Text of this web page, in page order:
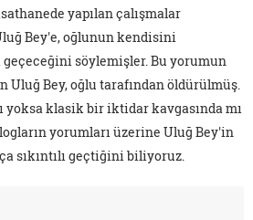
yapılan çalışmalar
Bey'e, oğlunun kendisini
söylemişler. Bu yorumun
Uluğ Bey, oğlu tarafından öldürülmüş.
yoksa klasik bir iktidar kavgasında mı
yorumları üzerine Uluğ Bey'in
sıkıntılı geçtiğini biliyoruz.